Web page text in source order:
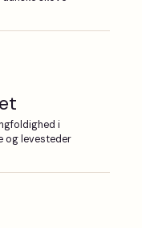
i
og levesteder